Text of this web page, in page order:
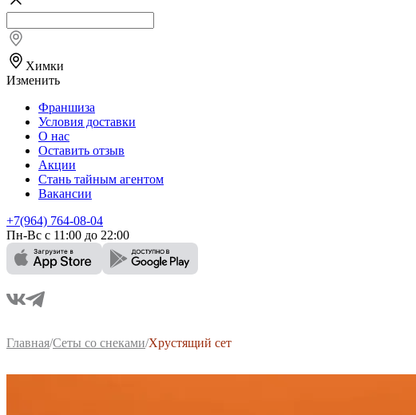
Химки
Изменить
Франшиза
Условия доставки
О нас
Оставить отзыв
Акции
Стань тайным агентом
Вакансии
+7(964) 764-08-04
Пн-Вс с 11:00 до 22:00
Главная/Сеты со снеками/Хрустящий сет